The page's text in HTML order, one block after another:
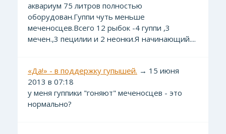
аквариум 75 литров полностью
оборудован.Гуппи чуть меньше
меченосцев.Всего 12 рыбок -4 гуппи ,3
мечен.,3 пецилии и 2 неонки.Я начинающий....
«Да!» - в поддержку гупышей. → 15 июня
2013 в 07:18
у меня гуппики "гоняют" меченосцев - это
нормально?